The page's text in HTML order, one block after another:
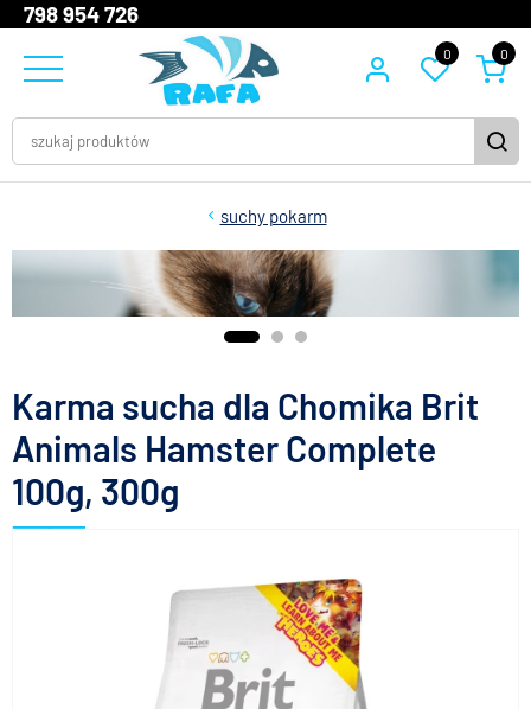
798 954 726
0 0
suchy pokarm
Karma sucha dla Chomika Brit
Animals Hamster Complete
100g, 300g